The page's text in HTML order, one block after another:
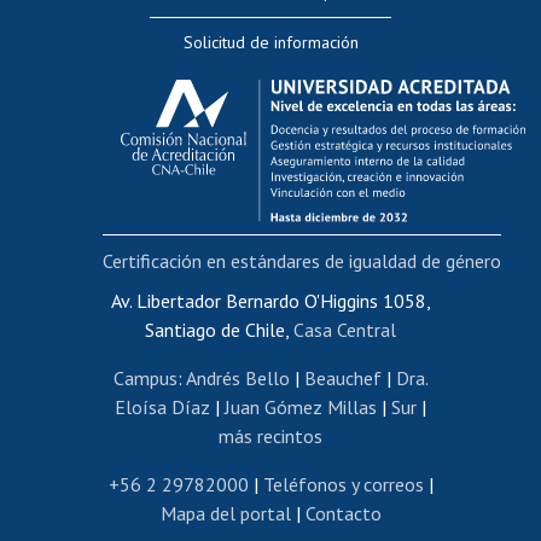
Evaluación docente
Calificación académica
Postulación al AUCAI
Funcionarias/os
Cursos internos de capacitación
Bienestar del personal
Portal de movilidad interna
Certificado de renta
Certificado de renta honorarios
Editar páginas blancas
Extranjeras/os
Revalidación y reconocimiento de títulos
Postulación al Programa de Movilidad Estudiantil
Solicitud de información
Av. Libertador Bernardo O'Higgins 1058,
Santiago de Chile, Casa Central
Campus: Andrés Bello | Beauchef| Dra.
Eloísa Díaz |Juan Gómez Millas | Sur |
más recintos
+56 2 29782000 | Teléfonos y correos |
Mapa del portal| Contacto
Certificación en estándares de igualdad de género